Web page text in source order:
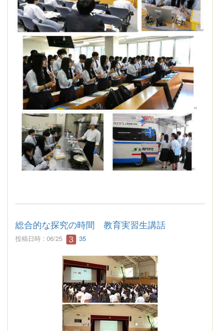
総合的な探究の時間 教育実習生講話
投稿日時 : 06/25 35